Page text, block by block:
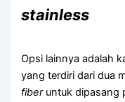
stainless
Opsi lainnya adalah
yang terdiri dari dua
fiberuntuk dipasang